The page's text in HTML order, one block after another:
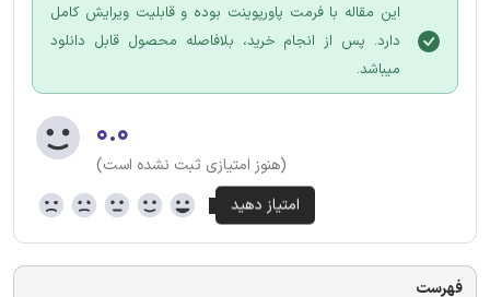
این مقاله با فرمت پاورپوینت بوده و قابلیت ویرایش کامل
دارد. پس از انجام خرید، بلافاصله محصول قابل دانلود
میباشد.
۰.۰
(هنوز امتیازی ثبت نشده است)
فهرست